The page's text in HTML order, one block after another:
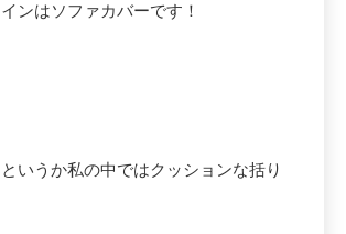
ンはソファカバーです！
いうか私の中ではクッションな括り